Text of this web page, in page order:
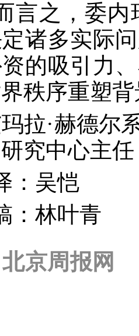
之，委内
诸多实际
的吸引力
秩序重塑
·赫德尔系
究中心主任
吴恺
林叶青
京周报网